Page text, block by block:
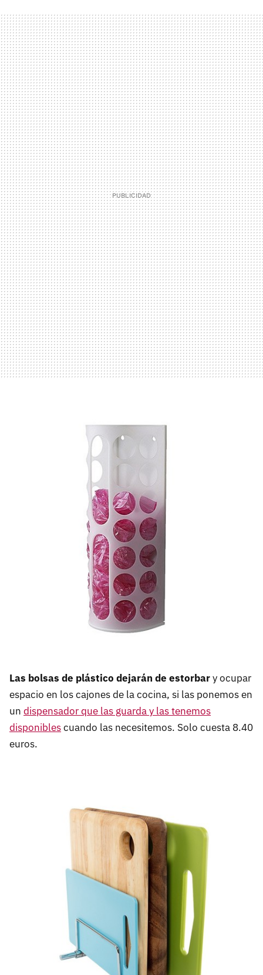
Las bolsas de plástico dejarán de estorbary ocupar
espacio en los cajones de la cocina, si las ponemos en
un dispensador que las guarda y las tenemos
disponiblescuando las necesitemos. Solo cuesta 8.40
euros.